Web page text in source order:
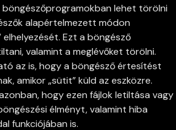
böngészőprogramokban lehet törölni
alapértelmezett módon
elhelyezését. Ezt a böngésző
valamint a meglévőket törölni.
az is, hogy a böngésző értesítést
amikor „sütit” küld az eszközre.
hogy ezen fájlok letiltása vagy
élményt, valamint hiba
funkciójában is.